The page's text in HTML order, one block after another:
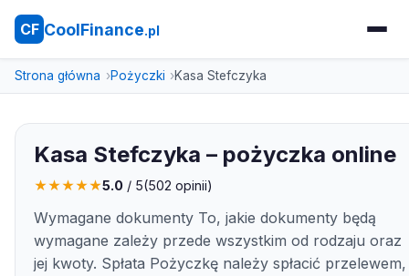
CF CoolFinance.pl
Strona główna Pożyczki Kasa Stefczyka
Kasa Stefczyka – pożyczka online
★★★★★5.0 / 5(502 opinii)
Wymagane dokumenty To, jakie dokumenty będą
wymagane zależy przede wszystkim od rodzaju oraz
jej kwoty. Spłata Pożyczkę należy spłacić przelewem,